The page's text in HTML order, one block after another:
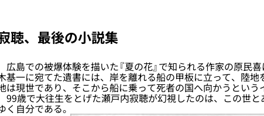
聴、最後の小説集
広島での被爆体験を描いた『夏の花』で知られる作家の原民
基一に宛てた遺書には、岸を離れる船の甲板に立って、陸
は現世であり、そこから船に乗って死者の国へ向かうという
99歳で大往生をとげた瀬戸内寂聴が幻視したのは、この世
く自分である。